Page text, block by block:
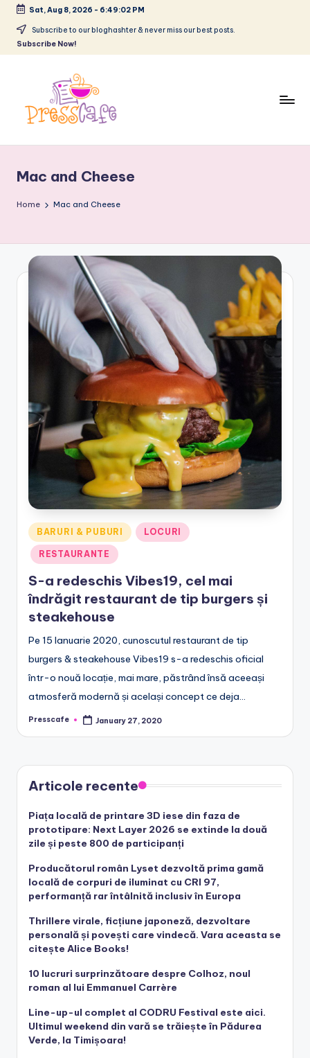
Skip
Sat, Aug 8, 2026 - 6:49:03 PM
Subscribe to our bloghashter & never miss our best posts.
Subscribe Now!
e
s
c
a
f
e
urbane
Mac and Cheese
Home Mac and Cheese
Posted
in
BARURI & PUBURI LOCURI
RESTAURANTE
S-a redeschis Vibes19, cel mai
îndrăgit restaurant de tip burgers și
steakehouse
Pe 15 Ianuarie 2020, cunoscutul restaurant de tip
burgers & steakehouse Vibes19 s-a redeschis oficial
într-o nouă locație, mai mare, păstrând însă aceeași
atmosferă modernă și același concept ce deja…
Posted
Presscafe January 27, 2020
Articole recente
Piața locală de printare 3D iese din faza de
prototipare: Next Layer 2026 se extinde la două
zile și peste 800 de participanți
Producătorul român Lyset dezvoltă prima gamă
locală de corpuri de iluminat cu CRI 97,
performanță rar întâlnită inclusiv în Europa
Thrillere virale, ficțiune japoneză, dezvoltare
personală și povești care vindecă. Vara aceasta se
citește Alice Books!
10 lucruri surprinzătoare despre Colhoz, noul
roman al lui Emmanuel Carrère
Line-up-ul complet al CODRU Festival este aici.
Ultimul weekend din vară se trăiește în Pădurea
Verde, la Timișoara!